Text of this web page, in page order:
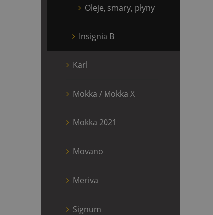
Oleje, smary, płyny
Insignia B
Karl
Mokka / Mokka X
Mokka 2021
Movano
Meriva
Signum